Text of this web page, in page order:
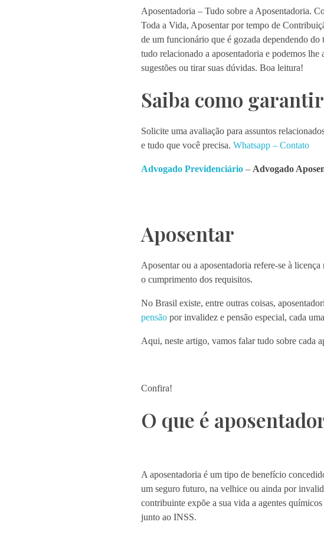
Aposentadoria – Tudo sobre a Aposentadoria.
Toda a Vida, Aposentar por tempo de
de um funcionário que é gozada dependendo
tudo relacionado a aposentadoria e podemos lhe
sugestões ou tirar suas dúvidas. Boa leitura!
Saiba como
Solicite uma avaliação para assuntos
e tudo que você precisa. Whatsapp – Contato
Advogado Previdenciário– Advogado
Aposentar
Aposentar ou a aposentadoria refere-se à
o cumprimento dos requisitos.
No Brasil existe, entre outras coisas,
pensãopor invalidez e pensão especial, cada
Aqui, neste artigo, vamos falar tudo sobre cada
Confira!
O que é
A aposentadoria é um tipo de benefício
um seguro futuro, na velhice ou ainda por
contribuinte expõe a sua vida a agentes
junto ao INSS.